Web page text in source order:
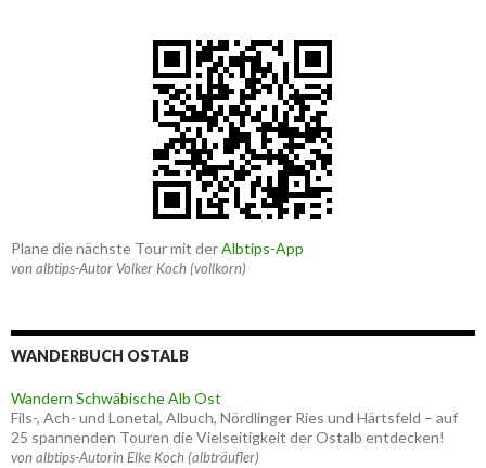
Plane die nächste Tour mit derAlbtips-App
von albtips-Autor Volker Koch (vollkorn)
WANDERBUCH OSTALB
Wandern Schwäbische Alb Ost
Fils-, Ach- und Lonetal, Albuch, Nördlinger Ries und Härtsfeld – auf
25 spannenden Touren die Vielseitigkeit der Ostalb entdecken!
von albtips-Autorin Elke Koch (albträufler)